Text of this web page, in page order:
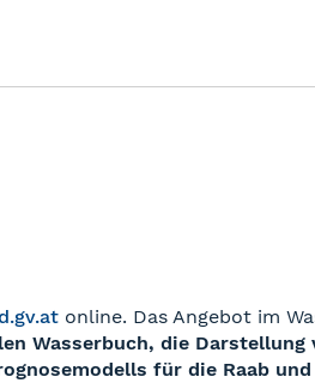
online. Das Angebot im
Wasserbuch, die
für die Raab